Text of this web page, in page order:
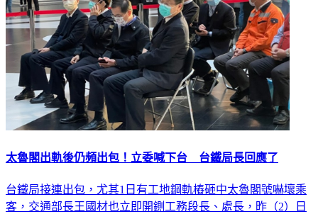
太魯閣出軌後仍頻出包！立委喊下台 台鐵局長回應了
台鐵局接連出包，尤其1日有工地鋼軌樁砸中太魯閣號嚇壞乘
客，交通部長王國材也立即開鍘工務段長、處長，昨（2）日